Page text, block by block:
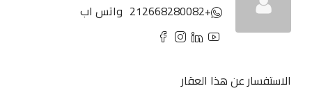
+212668280082
واتس اب
الاستفسار عن هذا العقار